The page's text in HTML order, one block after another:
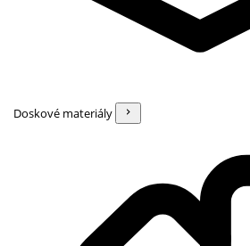
Doskové materiály